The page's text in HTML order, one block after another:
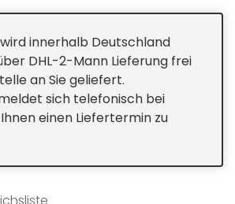
Glasschutz-XtraPower
innerhalb Deutschland
DHL-2-Mann Lieferung frei
an Sie geliefert.
sich telefonisch bei
einen Liefertermin zu